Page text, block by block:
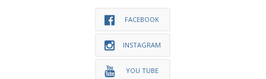
FACEBOOK
INSTAGRAM
YOU TUBE